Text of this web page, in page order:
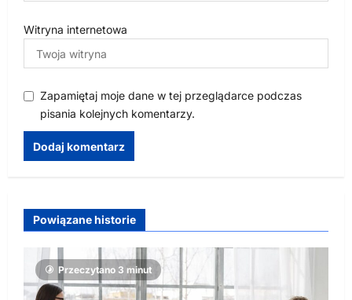
Witryna internetowa
Zapamiętaj moje dane w tej przeglądarce podczas
pisania kolejnych komentarzy.
Powiązane historie
Przeczytano 3 minut